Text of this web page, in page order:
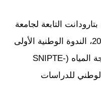
التابعة لجامعة
ابن زهر بأكادير، يوم 19 أبريل 2025، الندوة الوطنية الأولى
حول الابتكارات في تقنيات ومعالجة المياه (SNIPTE-
الوطني للدراسات